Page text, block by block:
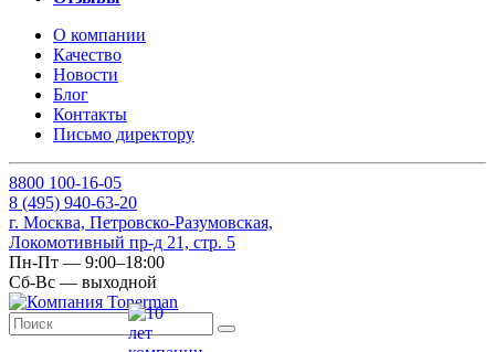
О компании
Качество
Новости
Блог
Контакты
Письмо директору
8800 100-16-05
8 (495) 940-63-20
г. Москва, Петровско-Разумовская,
Локомотивный пр-д 21, стр. 5
Пн-Пт — 9:00–18:00
Сб-Вс — выходной